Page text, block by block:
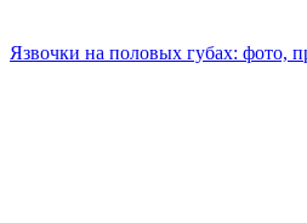
Язвочки на половых губах: фото,